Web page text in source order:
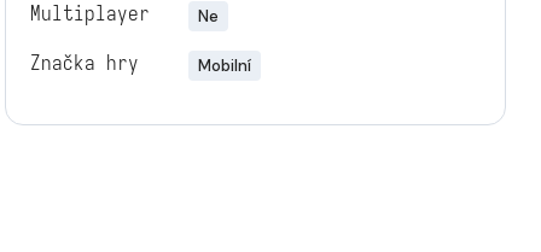
Multiplayer Ne
Značka hry Mobilní